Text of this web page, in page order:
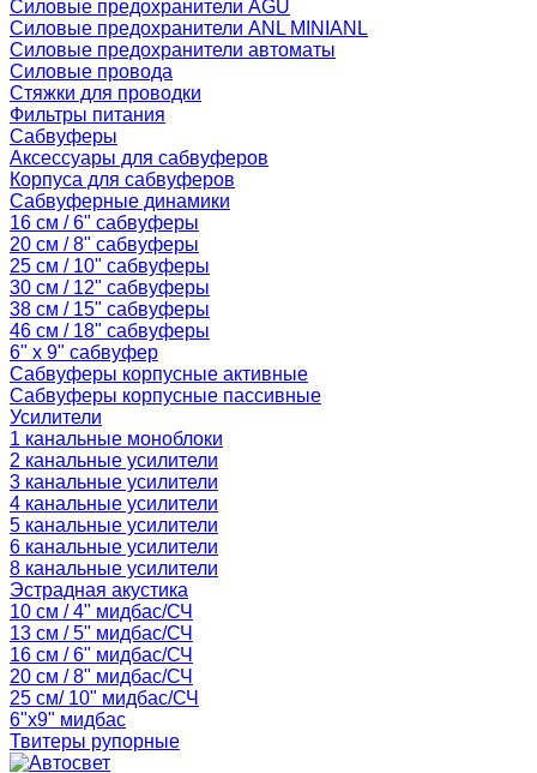
Силовые предохранители AGU
Силовые предохранители ANL MINIANL
Силовые предохранители автоматы
Силовые провода
Стяжки для проводки
Фильтры питания
Сабвуферы
Аксессуары для сабвуферов
Корпуса для сабвуферов
Сабвуферные динамики
16 см / 6" сабвуферы
20 см / 8" сабвуферы
25 см / 10" сабвуферы
30 см / 12" сабвуферы
38 см / 15" сабвуферы
46 см / 18" сабвуферы
6" x 9" сабвуфер
Сабвуферы корпусные активные
Сабвуферы корпусные пассивные
Усилители
1 канальные моноблоки
2 канальные усилители
3 канальные усилители
4 канальные усилители
5 канальные усилители
6 канальные усилители
8 канальные усилители
Эстрадная акустика
10 см / 4" мидбас/СЧ
13 см / 5" мидбас/СЧ
16 см / 6" мидбас/СЧ
20 см / 8" мидбас/СЧ
25 см/ 10" мидбас/СЧ
6"x9" мидбас
Твитеры рупорные